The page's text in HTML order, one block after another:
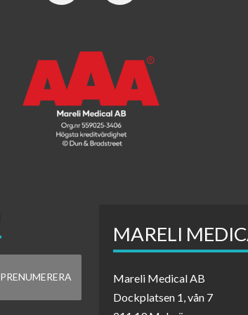
MARELI
Mareli Medical AB
Dockplatsen 1, vån 7